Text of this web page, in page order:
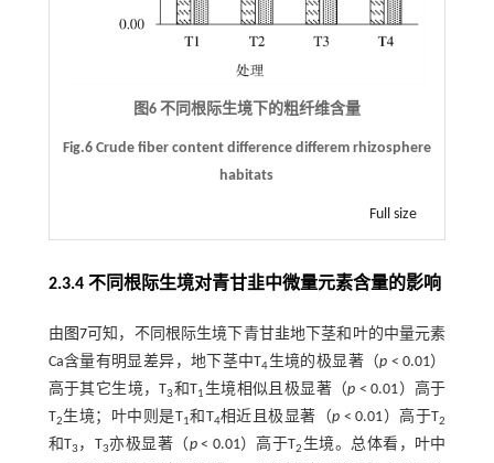
图6 不同根际生境下的粗纤维含量
Fig.6 Crude fiber content difference differem rhizosphere
habitats
Full size
2.3.4 不同根际生境对青甘韭中微量元素含量的影响
由 图7可知，不同根际生境下青甘韭地下茎和叶的中量元素
Ca含量有明显差异，地下茎中T4生境的极显著（p < 0.01）
高于其它生境，T3和T1生境相似且极显著（p < 0.01）高于
T2生境；叶中则是T1和T4相近且极显著（p < 0.01）高于T2
和T3 ，T3亦极显著（p< 0.01）高于T2生境。总体看，叶中